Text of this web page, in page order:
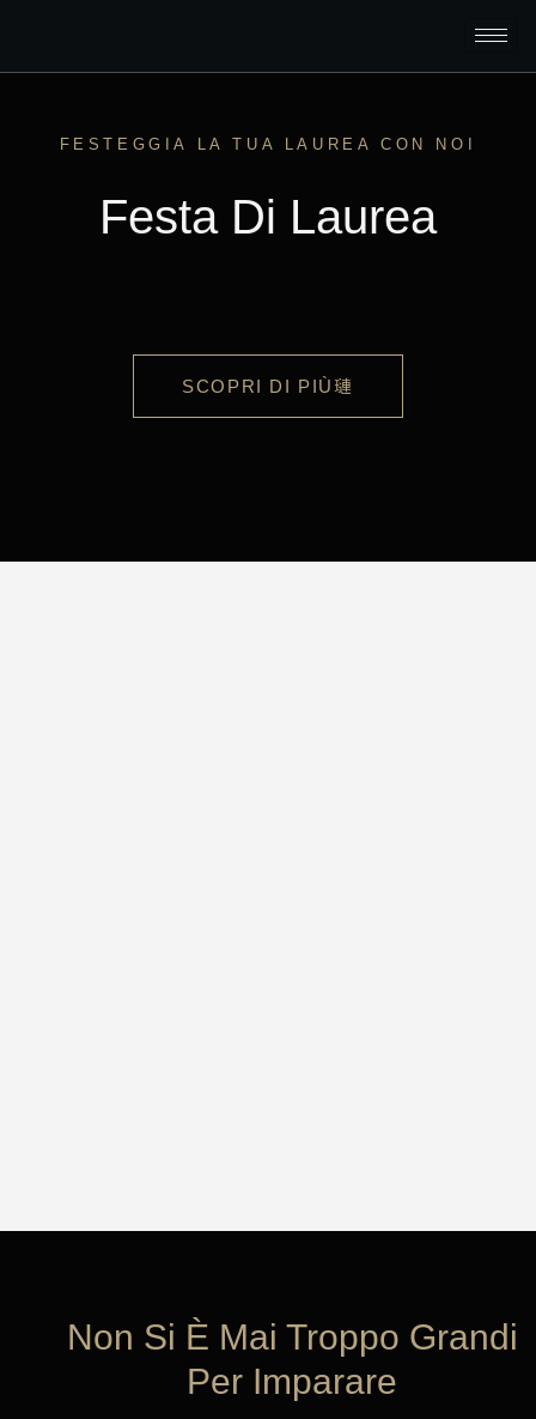
FESTEGGIA LA TUA LAUREA CON NOI
Festa Di Laurea
SCOPRI DI PIÙ
Non Si È Mai Troppo Grandi
Per Imparare